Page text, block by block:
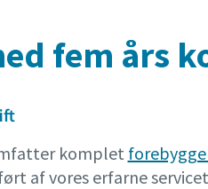
fem års
komplet
af vores erfarne